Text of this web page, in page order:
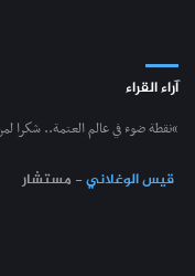
آراء القراء
“نقطة ضوء في عالم العتمة.. شكرا
قيس الوغلاني- مستشار